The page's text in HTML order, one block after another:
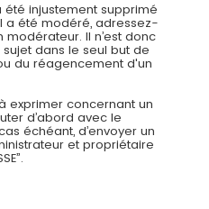
été injustement supprimé
a été modéré, adressez-
Il n’est donc
dans le seul but de
du réagencement d'un
exprimer concernant un
d’abord avec le
échéant, d’envoyer un
et propriétaire